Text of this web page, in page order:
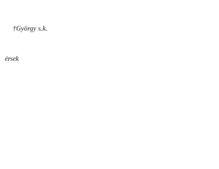
†György s.k.
érsek